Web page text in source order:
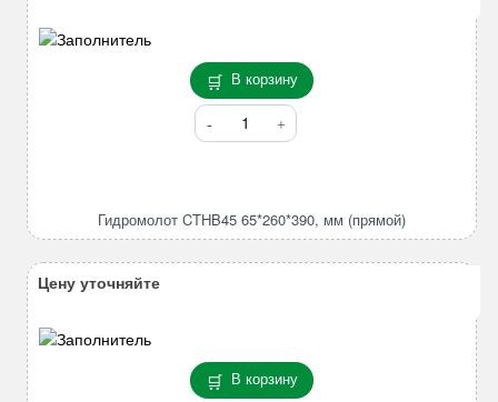
В корзину
Количество
товара
мм
Гидромолот CTHB45 65*260*390, мм (прямой)
В корзину
Цену уточняйте